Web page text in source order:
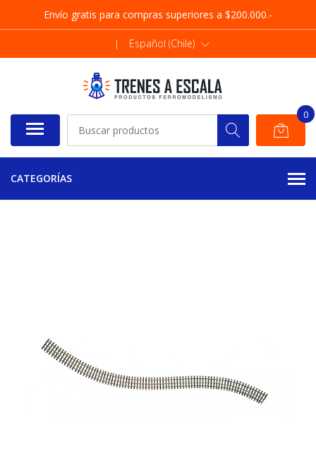
Envío gratis para compras superiores a $200.000.-
| Español (Chile)
0
CATEGORÍAS